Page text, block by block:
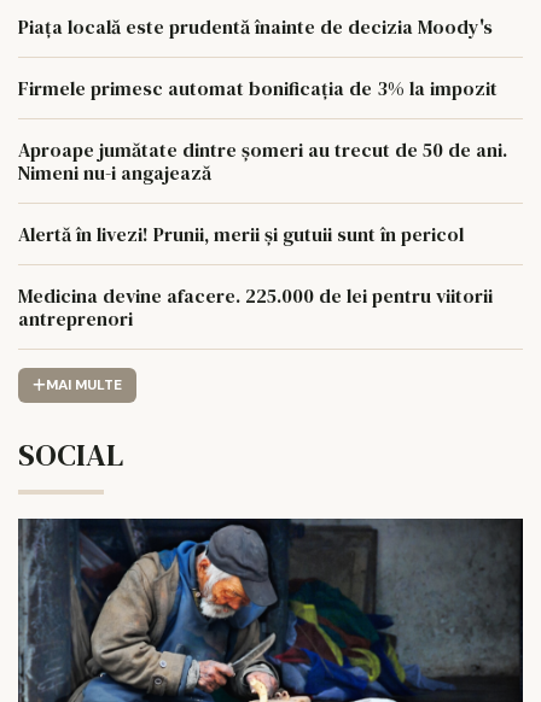
Piața locală este prudentă înainte de decizia Moody's
Firmele primesc automat bonificația de 3% la impozit
Aproape jumătate dintre șomeri au trecut de 50 de ani.
Nimeni nu-i angajează
Alertă în livezi! Prunii, merii și gutuii sunt în pericol
Medicina devine afacere. 225.000 de lei pentru viitorii
antreprenori
MAI MULTE
SOCIAL